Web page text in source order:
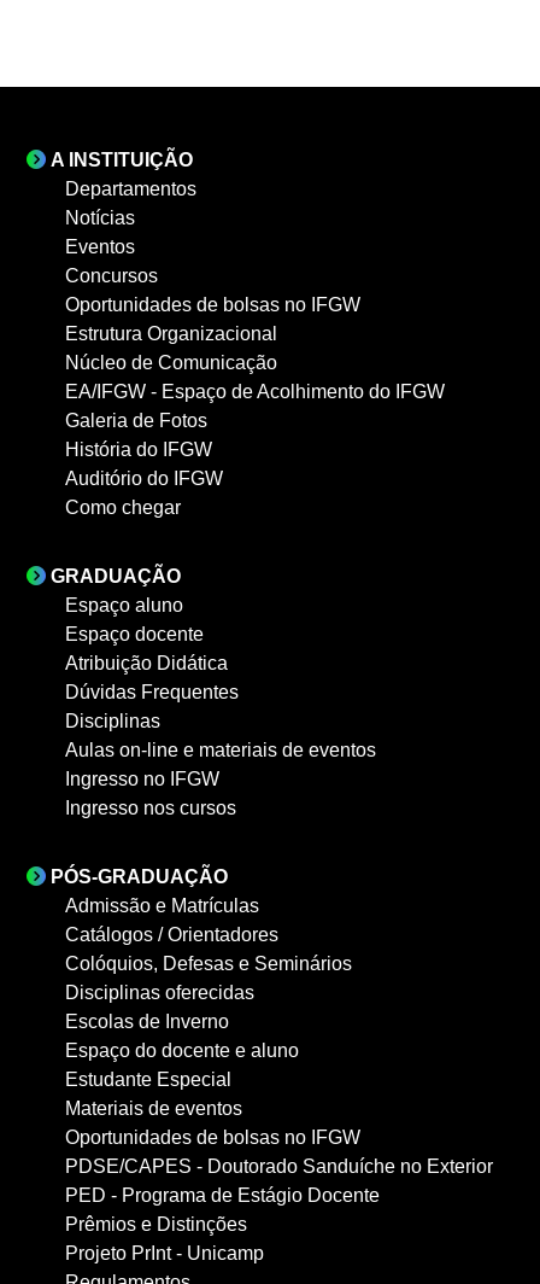
A INSTITUIÇÃO
Departamentos
Notícias
Eventos
Concursos
Oportunidades de bolsas no IFGW
Estrutura Organizacional
Núcleo de Comunicação
EA/IFGW - Espaço de Acolhimento do IFGW
Galeria de Fotos
História do IFGW
Auditório do IFGW
Como chegar
GRADUAÇÃO
Espaço aluno
Espaço docente
Atribuição Didática
Dúvidas Frequentes
Disciplinas
Aulas on-line e materiais de eventos
Ingresso no IFGW
Ingresso nos cursos
PÓS-GRADUAÇÃO
Admissão e Matrículas
Catálogos / Orientadores
Colóquios, Defesas e Seminários
Disciplinas oferecidas
Escolas de Inverno
Espaço do docente e aluno
Estudante Especial
Materiais de eventos
Oportunidades de bolsas no IFGW
PDSE/CAPES - Doutorado Sanduíche no Exterior
PED - Programa de Estágio Docente
Prêmios e Distinções
Projeto PrInt - Unicamp